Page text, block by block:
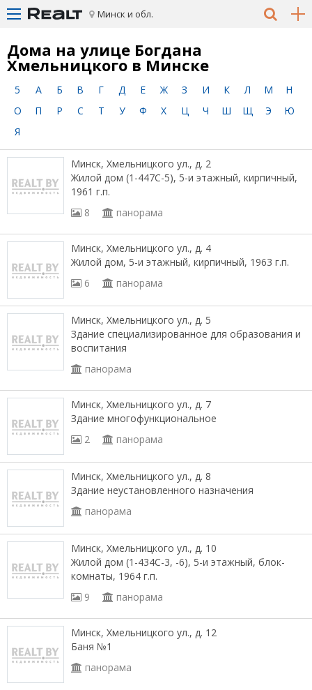
Минск и обл.
Дома на улице Богдана
Хмельницкого в Минске
5 А Б В Г Д Е Ж З И К Л М
Н
О
П Р С Т У Ф Х Ц Ч Ш Щ Э
Ю
Я
Минск, Хмельницкого ул., д. 2
Жилой дом (1-447С-5), 5-и этажный, кирпичный,
1961 г.п.
8
панорама
Минск, Хмельницкого ул., д. 4
Жилой дом, 5-и этажный, кирпичный, 1963 г.п.
6
панорама
Минск, Хмельницкого ул., д. 5
Здание специализированное для образования и
воспитания
панорама
Минск, Хмельницкого ул., д. 7
Здание многофункциональное
2
панорама
Минск, Хмельницкого ул., д. 8
Здание неустановленного назначения
панорама
Минск, Хмельницкого ул., д. 10
Жилой дом (1-434С-3, -6), 5-и этажный, блок-
комнаты, 1964 г.п.
9
панорама
Минск, Хмельницкого ул., д. 12
Баня №1
панорама